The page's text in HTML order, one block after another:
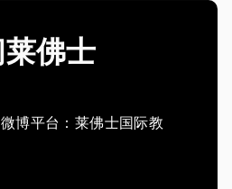
佛士
博平台：莱佛士国际教